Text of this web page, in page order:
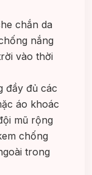
chắn da
nắng
vào thời
đầy đủ các
áo khoác
mũ rộng
chống
trong